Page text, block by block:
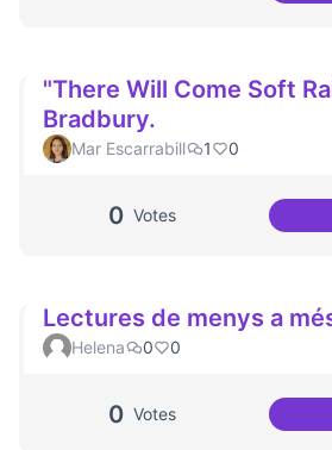
"There Will Come Soft
Bradbury.
Mar Escarrabill 1 0
0 Votes
Lectures de menys a
Helena 0 0
0 Votes